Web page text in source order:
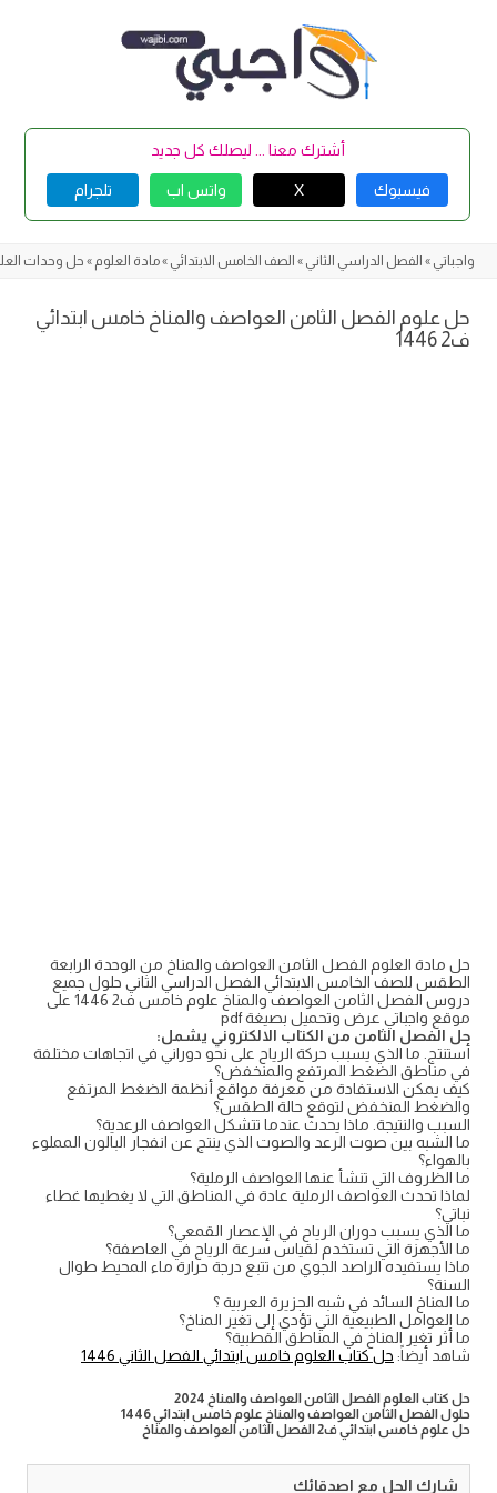
أشترك معنا ... ليصلك كل جديد
فيسبوك X واتس اب تلجرام
واجباتي » الفصل الدراسي الثاني » الصف الخامس الابتدائي »مادة العلوم » حل وحدات
حل علوم الفصل الثامن العواصف والمناخ خامس ابتدائي
ف2 1446
حل مادة العلوم الفصل الثامن العواصف والمناخ من الوحدة الرابعة
الطقس للصف الخامس الابتدائي الفصل الدراسي الثاني حلول جميع
دروس الفصل الثامن العواصف والمناخ علوم خامس ف2 1446 على
موقع واجباتي عرض وتحميل بصيغة pdf
حل الفصل الثامن من الكتاب الالكتروني يشمل:
أستنتج. ما الذي يسبب حركة الرياح على نحو دوراني في اتجاهات مختلفة
في مناطق الضغط المرتفع والمنخفض؟
كيف يمكن الاستفادة من معرفة مواقع أنظمة الضغط المرتفع
والضغط المنخفض لتوقع حالة الطقس؟
السبب والنتيجة. ماذا يحدث عندما تتشكل العواصف الرعدية؟
ما الشبه بين صوت الرعد والصوت الذي ينتج عن انفجار البالون المملوء
بالهواء؟
ما الظروف التي تنشأ عنها العواصف الرملية؟
لماذا تحدث العواصف الرملية عادة في المناطق التي لا يغطيها غطاء
نباتي؟
ما الذي يسبب دوران الرياح في الإعصار القمعي؟
ما الأجهزة التي تستخدم لقياس سرعة الرياح في العاصفة؟
ماذا يستفيده الراصد الجوي من تتبع درجة حرارة ماء المحيط طوال
السنة؟
ما المناخ السائد في شبه الجزيرة العربية ؟
ما العوامل الطبيعية التي تؤدي إلى تغير المناخ؟
ما أثر تغير المناخ في المناطق القطبية؟
شاهد أيضاً: حل كتاب العلوم خامس ابتدائي الفصل الثاني 1446
حل كتاب العلوم الفصل الثامن العواصف والمناخ 2024
حلول الفصل الثامن العواصف والمناخ علوم خامس ابتدائي 1446
حل علوم خامس ابتدائي ف2 الفصل الثامن العواصف والمناخ
شارك الحل مع اصدقائك